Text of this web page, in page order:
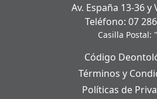
Av. España 13-36 y
Teléfono: 07
Casilla Postal:
Código
Términos y
Políticas de